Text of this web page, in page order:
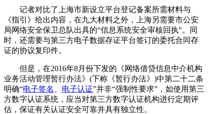
记者对比了上海市新设立平台登记备案所需材料与
《指引》给出内容，在九大材料之外，上海另需要市公安
局网络安全保卫总队出具的“信息系统安全审核回执”。同
时，还需要与第三方电子数据存证平台签订的委托合同存
证的协议复印件。
但是，在2016年8月份下发的《网络借贷信息中介机构
业务活动管理暂行办法》(下称《暂行办法》)中第二十二条
明确“电子签名 电子认证”并非“强制性要求”，如使用第三
方数字认证系统，应当对第三方数字认证机构进行定期评
估，保证有关认证安全可靠并具有独立性。